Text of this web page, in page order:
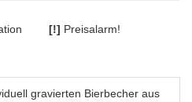
[!] Preisalarm!
gravierten Bierbecher aus